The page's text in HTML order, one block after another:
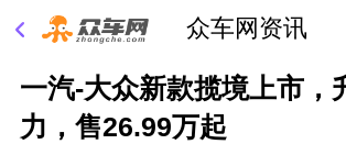
众车网资讯
一汽-大众新款揽境上市，
力，售26.99万起